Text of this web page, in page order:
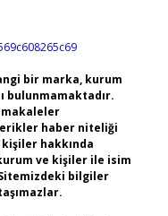
bir marka, kurum
bulunmamaktadır.
makaleler
haber niteliği
hakkında
ve kişiler ile isim
bilgiler